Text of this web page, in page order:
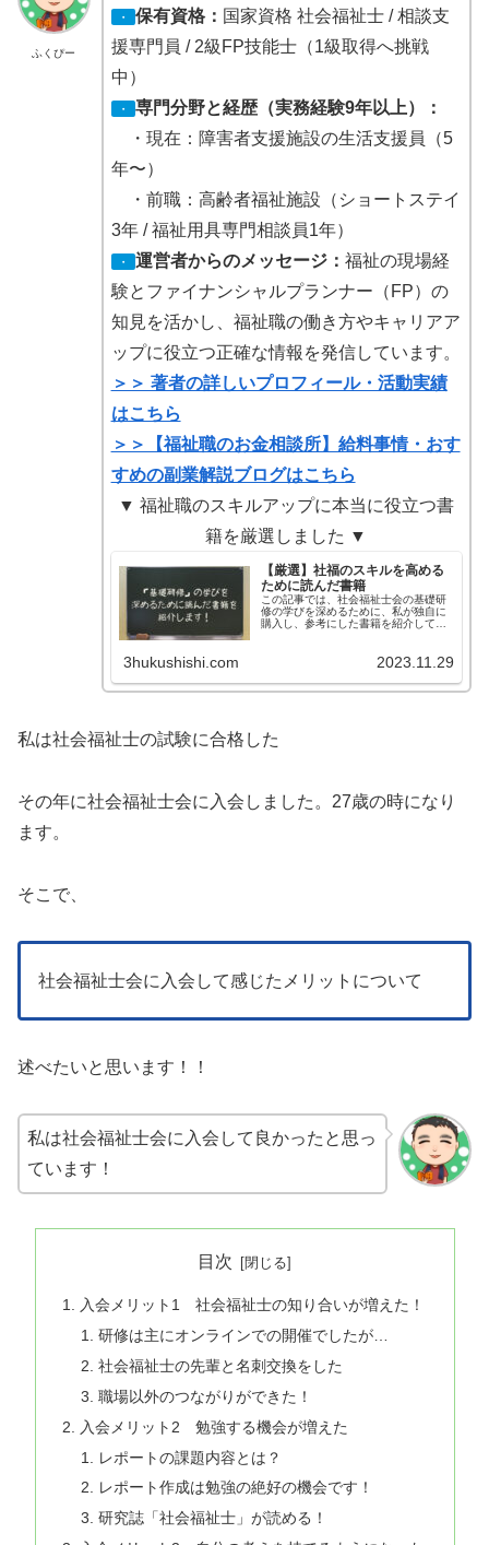
ふくぴー
・ 保有資格： 国家資格 社会福祉士 / 相談支
援専門員 / 2級FP技能士（1級取得へ挑戦
中）
・
専門分野と経歴（実務経験9年以上）：
・現在：障害者支援施設の生活支援員（5
年〜）
・前職：高齢者福祉施設（ショートステイ
3年 / 福祉用具専門相談員1年）
・ 運営者からのメッセージ： 福祉の現場経
験とファイナンシャルプランナー（FP）の
知見を活かし、福祉職の働き方やキャリアア
ップに役立つ正確な情報を発信しています。
＞＞ 著者の詳しいプロフィール・活動実績
はこちら
＞＞【福祉職のお金相談所】給料事情・おす
すめの副業解説ブログはこちら
▼ 福祉職のスキルアップに本当に役立つ書
籍を厳選しました ▼
【厳選】社福のスキルを高める
ために読んだ書籍
この記事では、社会福祉士会の基礎研
修の学びを深めるために、私が独自に
購入し、参考にした書籍を紹介してい
3hukushishi.com 2023.11.29
私は社会福祉士の試験に合格した
その年に社会福祉士会に入会しました。27歳の時になり
ます。
そこで、
社会福祉士会に入会して感じたメリットについて
述べたいと思います！！
私は社会福祉士会に入会して良かったと思っ
ています！
目次
入会メリット1 社会福祉士の知り合いが増えた！
研修は主にオンラインでの開催でしたが…
社会福祉士の先輩と名刺交換をした
職場以外のつながりができた！
入会メリット2 勉強する機会が増えた
レポートの課題内容とは？
レポート作成は勉強の絶好の機会です！
研究誌「社会福祉士」が読める！